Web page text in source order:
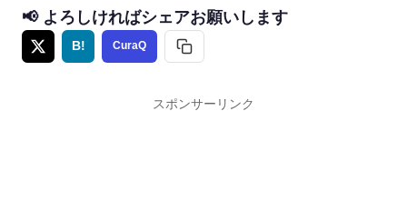
📢 よろしければシェアお願いします
B! CuraQ
スポンサーリンク